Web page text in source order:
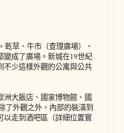
草、牛市（查理廣場）、
變成了廣場。新城在19世紀
不少這樣外觀的公寓與公共
洲大飯店、國家博物館、國
了外觀之外，內部的裝潢到
以走到酒吧區（詳細位置實